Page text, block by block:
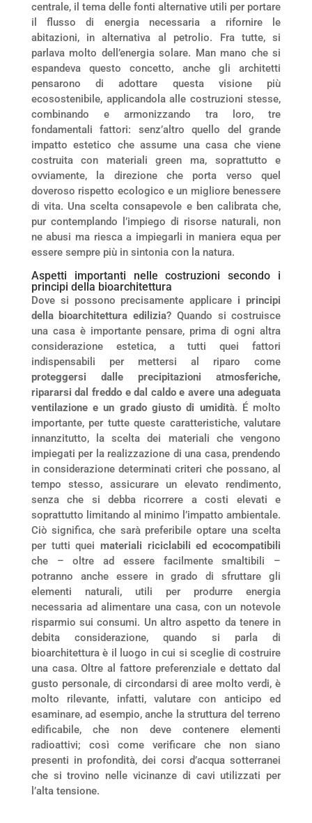
centrale, il tema delle fonti alternative utili per portare
il flusso di energia necessaria a rifornire le
abitazioni, in alternativa al petrolio. Fra tutte, si
parlava molto dell’energia solare. Man mano che si
espandeva questo concetto, anche gli architetti
pensarono di adottare questa visione più
ecosostenibile, applicandola alle costruzioni stesse,
combinando e armonizzando tra loro, tre
fondamentali fattori: senz’altro quello del grande
impatto estetico che assume una casa che viene
costruita con materiali green ma, soprattutto e
ovviamente, la direzione che porta verso quel
doveroso rispetto ecologico e un migliore benessere
di vita. Una scelta consapevole e ben calibrata che,
pur contemplando l’impiego di risorse naturali, non
ne abusi ma riesca a impiegarli in maniera equa per
essere sempre più in sintonia con la natura.
Aspetti importanti nelle costruzioni secondo i
principi della bioarchitettura
Dove si possono precisamente applicare i principi
della bioarchitettura edilizia? Quando si costruisce
una casa è importante pensare, prima di ogni altra
considerazione estetica, a tutti quei fattori
indispensabili per mettersi al riparo come
proteggersi dalle precipitazioni atmosferiche,
ripararsi dal freddo e dal caldo e avere una adeguata
ventilazione e un grado giusto di umidità. É molto
importante, per tutte queste caratteristiche, valutare
innanzitutto, la scelta dei materiali che vengono
impiegati per la realizzazione di una casa, prendendo
in considerazione determinati criteri che possano, al
tempo stesso, assicurare un elevato rendimento,
senza che si debba ricorrere a costi elevati e
soprattutto limitando al minimo l’impatto ambientale.
Ciò significa, che sarà preferibile optare una scelta
per tutti quei materiali riciclabili ed ecocompatibili
che – oltre ad essere facilmente smaltibili –
potranno anche essere in grado di sfruttare gli
elementi naturali, utili per produrre energia
necessaria ad alimentare una casa, con un notevole
risparmio sui consumi. Un altro aspetto da tenere in
debita considerazione, quando si parla di
bioarchitettura è il luogo in cui si sceglie di costruire
una casa. Oltre al fattore preferenziale e dettato dal
gusto personale, di circondarsi di aree molto verdi, è
molto rilevante, infatti, valutare con anticipo ed
esaminare, ad esempio, anche la struttura del terreno
edificabile, che non deve contenere elementi
radioattivi; così come verificare che non siano
presenti in profondità, dei corsi d’acqua sotterranei
che si trovino nelle vicinanze di cavi utilizzati per
l’alta tensione.